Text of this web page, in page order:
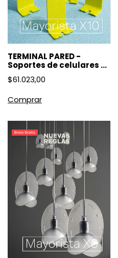
TERMINAL PARED -
Soportes de celulares -
Mayoristas X10
$61.023,00
Comprar
Envio Gratis